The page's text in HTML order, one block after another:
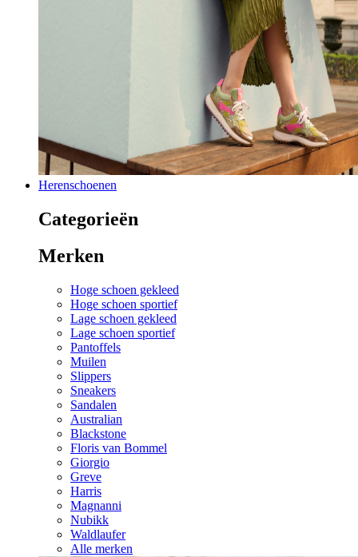
Herenschoenen
Categorieën
Merken
Hoge schoen gekleed
Hoge schoen sportief
Lage schoen gekleed
Lage schoen sportief
Pantoffels
Muilen
Slippers
Sneakers
Sandalen
Australian
Blackstone
Floris van Bommel
Giorgio
Greve
Harris
Magnanni
Nubikk
Waldlaufer
Alle merken